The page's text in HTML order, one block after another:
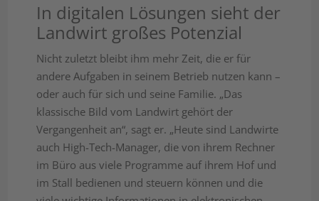
In digitalen Lösungen sieht der
Landwirt großes Potenzial
Nicht zuletzt bleibt ihm mehr Zeit, die er für
andere Aufgaben in seinem Betrieb nutzen kann –
oder auch für sich und seine Familie. „Das
klassische Bild vom Landwirt gehört der
Vergangenheit an“, sagt er. „Heute sind Landwirte
auch High-Tech-Manager, die von ihrem Rechner
im Büro aus viele Programme auf ihrem Hof und
im Stall bedienen und steuern können und die